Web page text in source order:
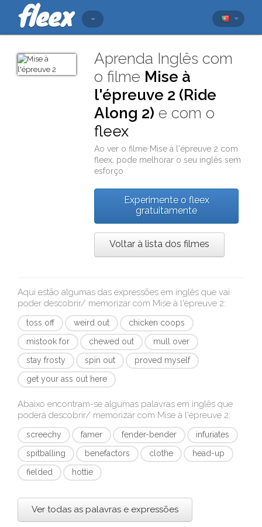
Aprenda Inglês com
o filme Mise à
l'épreuve 2 (Ride
Along 2) e com o
fleex
Ao ver o filme Mise à l'épreuve 2 com
fleex , pode melhorar o seu inglês sem
esforço
Experimente o fleex
gratuitamente
Voltar à lista dos filmes
Aqui estão algumas das expressões em inglês que vai
poder descobrir/ memorizar com Mise à l'épreuve 2:
toss off weird out
chicken coops
mistook for
chewed out
mull over
stay frosty
spin out
proved myself
get your ass out here
Abaixo encontram-se algumas palavras em inglês que
poderá descobrir/ memorizar com Mise à l'épreuve 2:
screechy famer fender-bender
infuriates
spitballing
benefactors clothe
head-up
fielded
hottie
Ver todas as palavras e expressões